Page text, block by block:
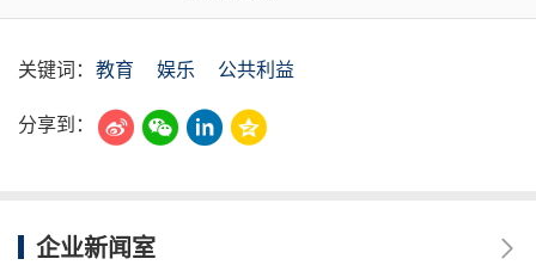
关键词： 教育 娱乐
公共利益
分享到：
企业新闻室